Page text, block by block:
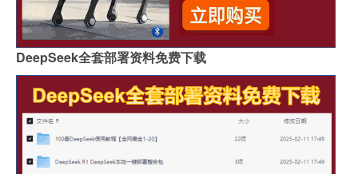
DeepSeek全套部署资料免费下载